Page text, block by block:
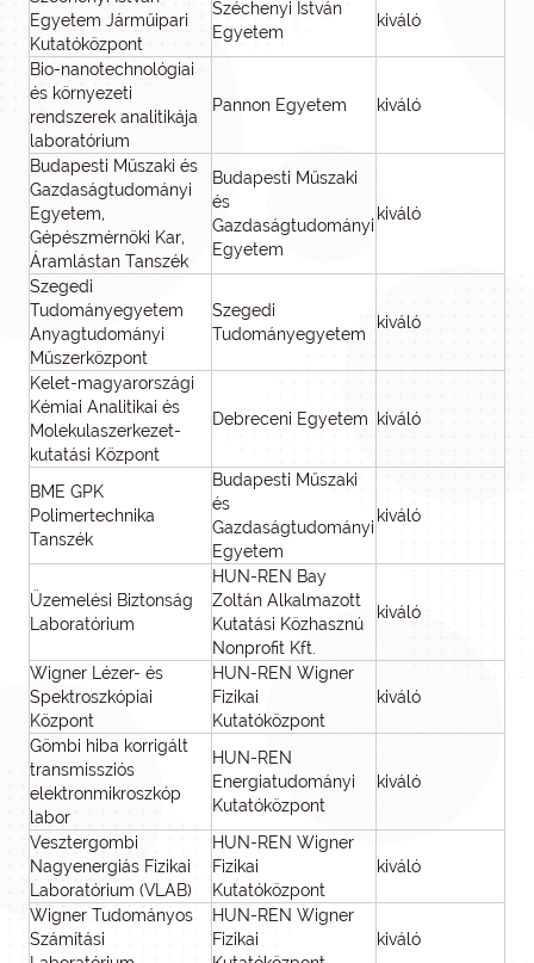
Egyetem Járműipari
Kutatóközpont
Széchenyi István
Egyetem
kiváló
Bio-nanotechnológiai
és környezeti
rendszerek analitikája
laboratórium
Pannon Egyetem kiváló
Budapesti Műszaki és
Gazdaságtudományi
Egyetem,
Gépészmérnöki Kar,
Áramlástan Tanszék
Budapesti Műszaki
és
Gazdaságtudományi
Egyetem
kiváló
Szegedi
Tudományegyetem
Anyagtudományi
Műszerközpont
Szegedi
Tudományegyetem
kiváló
Kelet-magyarországi
Kémiai Analitikai és
Molekulaszerkezet-
kutatási Központ
Debreceni Egyetem kiváló
BME GPK
Polimertechnika
Tanszék
Budapesti Műszaki
és
Gazdaságtudományi
Egyetem
kiváló
Üzemelési Biztonság
Laboratórium
HUN-REN Bay
Zoltán Alkalmazott
Kutatási Közhasznú
Nonprofit Kft.
kiváló
Wigner Lézer- és
Spektroszkópiai
Központ
HUN-REN Wigner
Fizikai
Kutatóközpont
kiváló
Gömbi hiba korrigált
transmissziós
elektronmikroszkóp
labor
HUN-REN
Energiatudományi
Kutatóközpont
kiváló
Vesztergombi
Nagyenergiás Fizikai
Laboratórium (VLAB)
HUN-REN Wigner
Fizikai
Kutatóközpont
kiváló
Wigner Tudományos
Számítási
HUN-REN Wigner
Fizikai
kiváló